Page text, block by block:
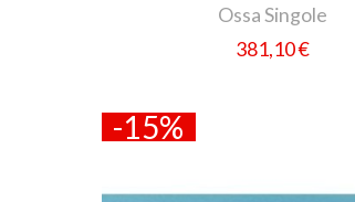
Ossa Singole
381,10 €
-15%